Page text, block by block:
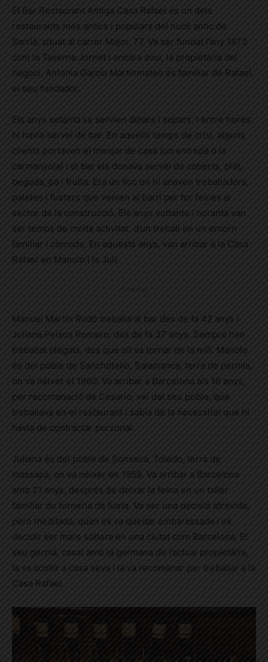
El Bar Restaurant Antiga Casa Rafael és un dels
restaurants més antics i populars del nucli antic de
Sarrià, situat al carrer Major, 77. Va ser fundat l’any 1873
com la Taverna Jornet i encara avui, la propietària del
negoci, Antonia Garcia Martinmateo és familiar de Rafael,
el seu fundador.
Els anys setanta se servien dinars i sopars, i entre hores
hi havia servei de bar. En aquells temps de crisi, alguns
clients portaven el menjar de casa (un entrepà o la
carmanyola) i el bar els donava servei de coberts, plat,
beguda, pa i fruita. Era un lloc on hi anaven treballadors,
paletes i fusters que venien al barri per fer feines al
sector de la construcció. Els anys vuitanta i noranta van
ser temps de molta activitat, d’un treball en un entorn
familiar i còmode. En aquests anys, van arribar a la Casa
Rafael en Manolo i la Juli.
Manuel Martín Rodó treballa al bar des de fa 42 anys i
Juliana Peixos Romero, des de fa 37 anys. Sempre han
treballat plegats, des que ell va tornar de la mili. Manolo
és del poble de Sanchotello, Salamanca, terra de pernils,
on va néixer el 1960. Va arribar a Barcelona als 16 anys,
per recomanació de Cesario, veí del seu poble, que
treballava en el restaurant i sabia de la necessitat que hi
havia de contractar personal.
Juliana és del poble de Sonseca, Toledo, terra de
massapà, on va néixer en 1959. Va arribar a Barcelona
amb 21 anys, després de deixar la feina en un taller
familiar de torneria de fusta. Va ser una decisió atrevida,
però meditada, quan es va quedar embarassada i va
decidir ser mare soltera en una ciutat com Barcelona. El
seu germà, casat amb la germana de l’actual propietària,
la va acollir a casa seva i la va recomanar per treballar a la
Casa Rafael.